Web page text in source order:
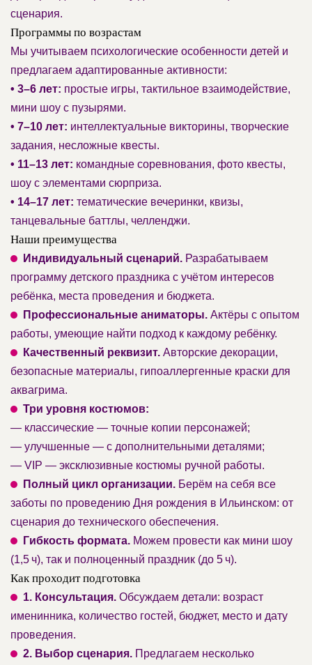
сценария.
Программы по возрастам
Мы учитываем психологические особенности детей и
предлагаем адаптированные активности:
• 3–6 лет: простые игры, тактильное взаимодействие,
мини шоу с пузырями.
• 7–10 лет: интеллектуальные викторины, творческие
задания, несложные квесты.
• 11–13 лет: командные соревнования, фото квесты,
шоу с элементами сюрприза.
• 14–17 лет: тематические вечеринки, квизы,
танцевальные баттлы, челленджи.
Наши преимущества
Индивидуальный сценарий. Разрабатываем
программу детского праздника с учётом интересов
ребёнка, места проведения и бюджета.
Профессиональные аниматоры. Актёры с опытом
работы, умеющие найти подход к каждому ребёнку.
Качественный реквизит. Авторские декорации,
безопасные материалы, гипоаллергенные краски для
аквагрима.
Три уровня костюмов:
— классические — точные копии персонажей;
— улучшенные — с дополнительными деталями;
— VIP — эксклюзивные костюмы ручной работы.
Полный цикл организации. Берём на себя все
заботы по проведению Дня рождения в Ильинском: от
сценария до технического обеспечения.
Гибкость формата. Можем провести как мини шоу
(1,5 ч), так и полноценный праздник (до 5 ч).
Как проходит подготовка
1. Консультация. Обсуждаем детали: возраст
именинника, количество гостей, бюджет, место и дату
проведения.
2. Выбор сценария. Предлагаем несколько